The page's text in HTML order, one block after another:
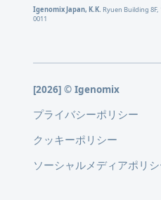
Igenomix Japan, K.K. Ryuen Building
0011
[2026] © Igenomix
プライバシーポリシー
クッキーポリシー
ソーシャルメディアポリ